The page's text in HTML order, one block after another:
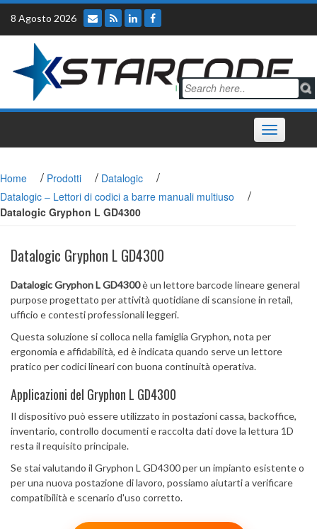
Skip
content
8 Agosto 2026
Toggle
navigation
Home / Prodotti / Datalogic /
Datalogic – Lettori di codici a barre manuali multiuso /
Datalogic Gryphon L GD4300
Datalogic Gryphon L GD4300
Datalogic Gryphon L GD4300è un lettore barcode lineare general
purpose progettato per attività quotidiane di scansione in retail,
ufficio e contesti professionali leggeri.
Questa soluzione si colloca nella famiglia Gryphon, nota per
ergonomia e affidabilità, ed è indicata quando serve un lettore
pratico per codici lineari con buona continuità operativa.
Applicazioni del Gryphon L GD4300
Il dispositivo può essere utilizzato in postazioni cassa, backoffice,
inventario, controllo documenti e raccolta dati dove la lettura 1D
resta il requisito principale.
Se stai valutando il Gryphon L GD4300 per un impianto esistente o
per una nuova postazione di lavoro, possiamo aiutarti a verificare
compatibilità e scenario d'uso corretto.